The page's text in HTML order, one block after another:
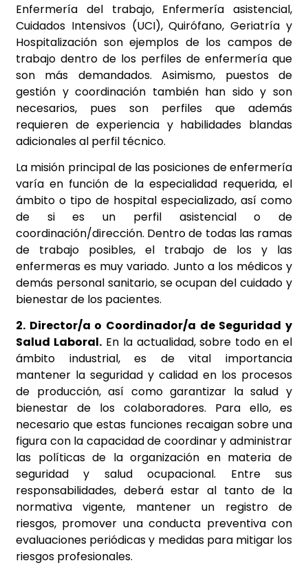
Enfermería del trabajo, Enfermería asistencial,
Cuidados Intensivos (UCI), Quirófano, Geriatría y
Hospitalización son ejemplos de los campos de
trabajo dentro de los perfiles de enfermería que
son más demandados. Asimismo, puestos de
gestión y coordinación también han sido y son
necesarios, pues son perfiles que además
requieren de experiencia y habilidades blandas
adicionales al perfil técnico.
La misión principal de las posiciones de enfermería
varía en función de la especialidad requerida, el
ámbito o tipo de hospital especializado, así como
de si es un perfil asistencial o de
coordinación/dirección. Dentro de todas las ramas
de trabajo posibles, el trabajo de los y las
enfermeras es muy variado. Junto a los médicos y
demás personal sanitario, se ocupan del cuidado y
bienestar de los pacientes.
2. Director/a o Coordinador/a de Seguridad y
Salud Laboral.En la actualidad, sobre todo en el
ámbito industrial, es de vital importancia
mantener la seguridad y calidad en los procesos
de producción, así como garantizar la salud y
bienestar de los colaboradores. Para ello, es
necesario que estas funciones recaigan sobre una
figura con la capacidad de coordinar y administrar
las políticas de la organización en materia de
seguridad y salud ocupacional. Entre sus
responsabilidades, deberá estar al tanto de la
normativa vigente, mantener un registro de
riesgos, promover una conducta preventiva con
evaluaciones periódicas y medidas para mitigar los
riesgos profesionales.